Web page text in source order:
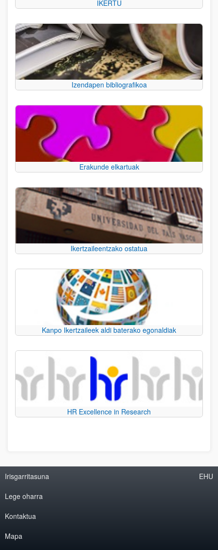
IKERTU
Izendapen bibliografikoa
Erakunde elkartuak
Ikertzaileentzako ostatua
Kanpo Ikertzaileek aldi baterako egonaldiak
HR Excellence in Research
Irisgarritasuna
Lege oharra
Kontaktua
Mapa
EHU